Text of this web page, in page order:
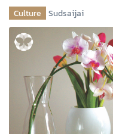
Culture Sudsaijai